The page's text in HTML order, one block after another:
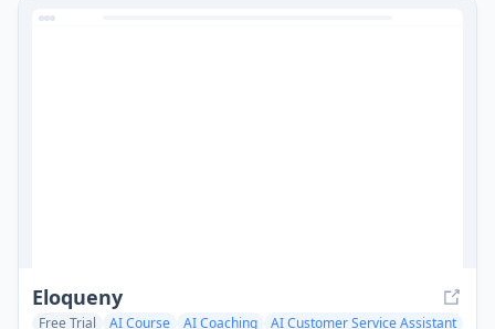
Eloqueny
Free Trial AI Course AI Coaching AI Customer Service Assistant